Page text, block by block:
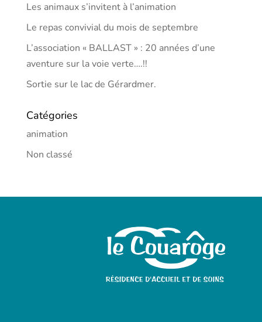
Les animaux s’invitent à l’animation
Le repas convivial du mois de septembre
L’association « BALLAST » : 20 années d’une
aventure sur la voie verte….!!
Sortie sur le lac de Gérardmer.
Catégories
animation
Non classé